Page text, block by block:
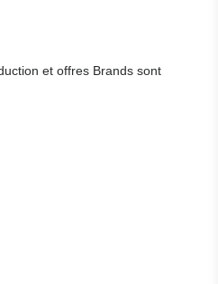
et offres Brands sont